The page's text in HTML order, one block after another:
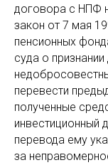
договора с НПФ
закон от 7 мая
пенсионных
суда о
перевести
полученные
инвестиционный
перевода ему
за